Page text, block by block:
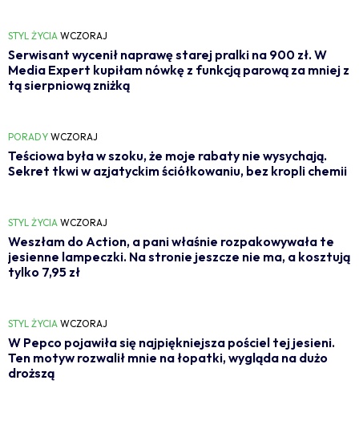
STYL ŻYCIA WCZORAJ
Serwisant wycenił naprawę starej pralki na 900 zł. W
Media Expert kupiłam nówkę z funkcją parową za mniej z
tą sierpniową zniżką
PORADY WCZORAJ
Teściowa była w szoku, że moje rabaty nie wysychają.
Sekret tkwi w azjatyckim ściółkowaniu, bez kropli chemii
STYL ŻYCIA WCZORAJ
Weszłam do Action, a pani właśnie rozpakowywała te
jesienne lampeczki. Na stronie jeszcze nie ma, a kosztują
tylko 7,95 zł
STYL ŻYCIA WCZORAJ
W Pepco pojawiła się najpiękniejsza pościel tej jesieni.
Ten motyw rozwalił mnie na łopatki, wygląda na dużo
droższą